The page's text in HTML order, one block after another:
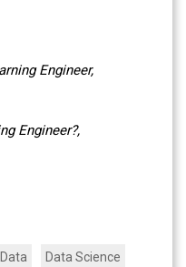
Engineer,
Engineer?,
Data Science